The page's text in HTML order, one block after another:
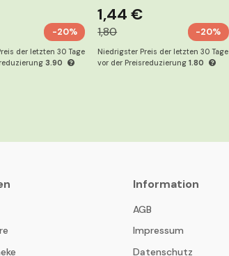
-20%
der letzten 30 Tage
3.90
1,44 €
1,80 -20%
Niedrigster Preis der letzten 30 Tage
vor der Preisreduzierung1.80
Information
AGB
Impressum
Datenschutz